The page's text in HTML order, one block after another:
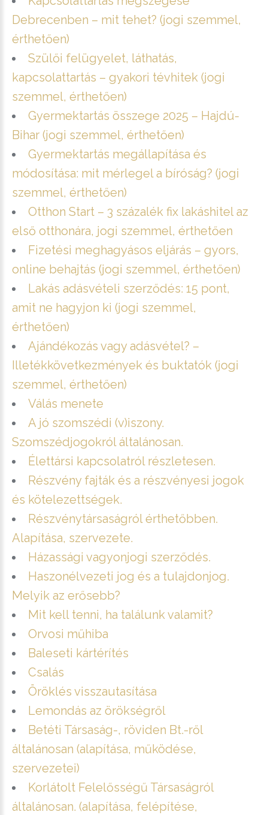
Debrecenben – mit tehet? (jogi szemmel,
érthetően)
Szülői felügyelet, láthatás,
kapcsolattartás – gyakori tévhitek (jogi
szemmel, érthetően)
Gyermektartás összege 2025 – Hajdú-
Bihar (jogi szemmel, érthetően)
Gyermektartás megállapítása és
módosítása: mit mérlegel a bíróság? (jogi
szemmel, érthetően)
Otthon Start – 3 százalék fix lakáshitel az
első otthonára, jogi szemmel, érthetően
Fizetési meghagyásos eljárás – gyors,
online behajtás (jogi szemmel, érthetően)
Lakás adásvételi szerződés: 15 pont,
amit ne hagyjon ki (jogi szemmel,
érthetően)
Ajándékozás vagy adásvétel? –
Illetékkövetkezmények és buktatók (jogi
szemmel, érthetően)
Válás menete
A jó szomszédi (v)iszony.
Szomszédjogokról általánosan.
Élettársi kapcsolatról részletesen.
Részvény fajták és a részvényesi jogok
és kötelezettségek.
Részvénytársaságról érthetőbben.
Alapítása, szervezete.
Házassági vagyonjogi szerződés.
Haszonélvezeti jog és a tulajdonjog.
Melyik az erősebb?
Mit kell tenni, ha találunk valamit?
Orvosi műhiba
Baleseti kártérítés
Csalás
Öröklés visszautasítása
Lemondás az örökségről
Betéti Társaság-, röviden Bt.-ről
általánosan (alapítása, működése,
szervezetei)
Korlátolt Felelősségű Társaságról
általánosan. (alapítása, felépítése,